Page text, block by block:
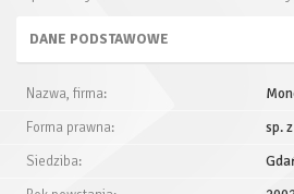
DANE PODSTAWOWE
Nazwa, firma:
Forma prawna:
sp.
Siedziba: